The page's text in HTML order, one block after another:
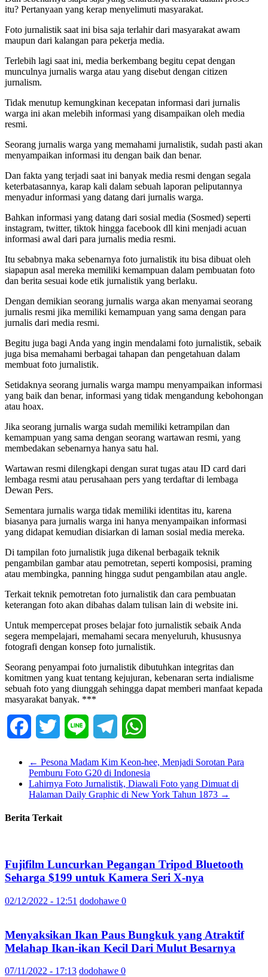
itu? Pertanyaan yang kerap menyelimuti masyarakat.
Foto jurnalistik saat ini bisa saja terlahir dari masyarakat awam
maupun dari kalangan para pekerja media.
Terlebih lagi saat ini, media berkembang begitu cepat dengan
munculnya jurnalis warga atau yang disebut dengan citizen
jurnalism.
Tidak menutup kemungkinan kecepatan informasi dari jurnalis
warga ini akan melebih informasi yang disampaikan oleh media
resmi.
Seorang jurnalis warga yang memahami jurnalistik, sudah pasti akan
menyampaikan informasi itu dengan baik dan benar.
Dan fakta yang terjadi saat ini banyak media resmi dengan segala
keterbatasannya, karap kali dalam sebuah laporan peliputannya
menyadur informasi yang datang dari jurnalis warga.
Bahkan informasi yang datang dari sosial media (Sosmed) seperti
instagram, twitter, tiktok hingga facebook dll kini menjadi acuan
informasi awal dari para jurnalis media resmi.
Itu sebabnya maka sebenarnya foto jurnalistik itu bisa dibuat oleh
siapapun asal mereka memiliki kemampuan dalam pembuatan foto
dan berita sesuai kode etik jurnalistik yang berlaku.
Dengan demikian seorang jurnalis warga akan menyamai seorang
jurnalis resmi jika memiliki kemampuan yang sama dengan para
jurnalis dari media resmi.
Begitu juga bagi Anda yang ingin mendalami foto jurnalistik, sebaik
juga bisa memahami berbagai tahapan dan pengetahuan dalam
membuat foto jurnalistik.
Setidaknya seorang jurnalis warga mampu menyampaikan informasi
yang baik dan benar, informasi yang tidak mengandung kebohongan
atau hoax.
Jika seorang jurnalis warga sudah memiliki ketrampilan dan
kemampuan yang sama dengan seorang wartawan resmi, yang
membedakan sebenarnya hanya satu hal.
Wartawan resmi dilengkapi dengan surat tugas atau ID card dari
lembaga resmi atau perusahaan pers yang terdaftar di lembaga
Dewan Pers.
Sementara jurnalis warga tidak memiliki identitas itu, karena
biasanya para jurnalis warga ini hanya menyampaikan informasi
yang didapat kemudian disiarkan di laman sosial media mereka.
Di tampilan foto jurnalistik juga dikenal berbagaik teknik
pengambilan gambar atau pemotretan, seperti komposisi, praming
atau membingka, panning hingga sudut pengambilan atau angle.
Terkait teknik pemotretan foto jurnalistik dan cara pembuatan
keterangan foto akan dibahas dalam tulisan lain di website ini.
Untuk mempercepat proses belajar foto jurnalistik sebaik Anda
segera mempelajari, memahami secara menyeluruh, khususnya
fotografi dengan konsep foto jurnalistik.
Seorang penyampai foto jurnalistik dibutuhkan integritas dan
komitmen yang kuat tentang kejujuran, kebenaran serta indialisme
sebuah foto yang diunggah sehingga dapat memberi manfaat kepada
masyarakat banyak. ***
FacebookTwitter Line Telegram
← Pesona Madam Kim Keon-hee, Menjadi Sorotan Para
Pemburu Foto G20 di Indonesia
Lahirnya Foto Jurnalistik, Diawali Foto yang Dimuat di
Halaman Daily Graphic di New York Tahun 1873 →
Berita Terkait
Fujifilm Luncurkan Pegangan Tripod Bluetooth
Seharga $199 untuk Kamera Seri X-nya
02/12/2022 - 12:51 dodohawe 0
Menyaksikan Ikan Paus Bungkuk yang Atraktif
Melahap Ikan-ikan Kecil Dari Mulut Besarnya
07/11/2022 - 17:13 dodohawe 0